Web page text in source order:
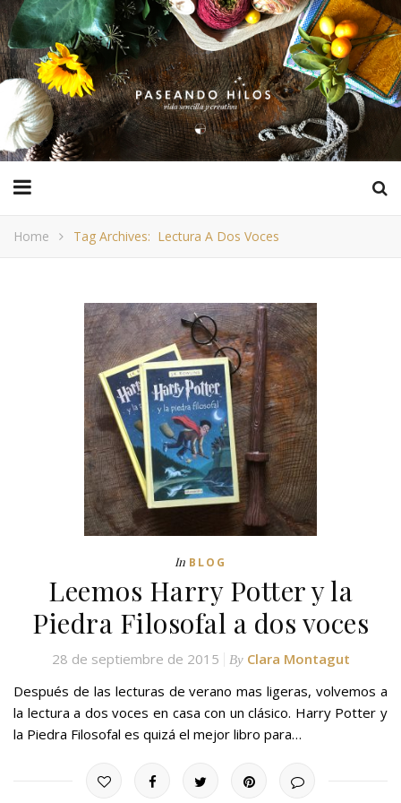
Home Tag Archives: Lectura A Dos Voces
In BLOG
Leemos Harry Potter y la
Piedra Filosofal a dos voces
28 de septiembre de 2015 By Clara Montagut
Después de las lecturas de verano mas ligeras, volvemos a
la lectura a dos voces en casa con un clásico. Harry Potter y
la Piedra Filosofal es quizá el mejor libro para…